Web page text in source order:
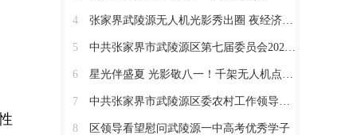
4 张家界武陵源无人机光影秀出圈 夜经济激活山水“第二增长曲线”
5 中共张家界市武陵源区第七届委员会2026年第1次常委会会议召开
6 星光伴盛夏 光影敬八一！千架无人机点亮武陵源峰林夜空
7 中共张家界市武陵源区委农村工作领导小组会议召开
8 区领导看望慰问武陵源一中高考优秀学子